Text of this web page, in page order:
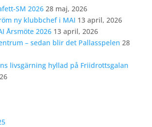
SM 2026 28 maj, 2026
ny klubbchef i MAI 13 april, 2026
Årsmöte 2026 13 april, 2026
– sedan blir det Pallasspelen 28
livsgärning hyllad på Friidrottsgalan